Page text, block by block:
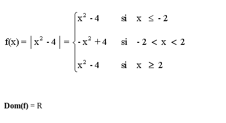
Dom(f) = R